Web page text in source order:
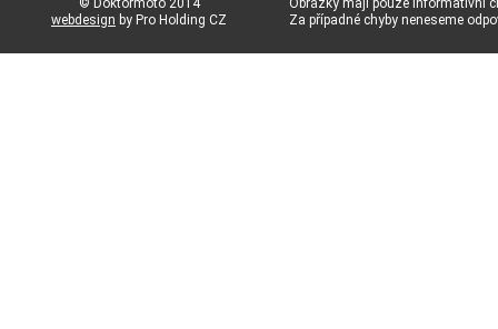
© Doktormoto 2014
webdesign by Pro Holding CZ
Obrázky mají pouze informativní
Za případné chyby neneseme